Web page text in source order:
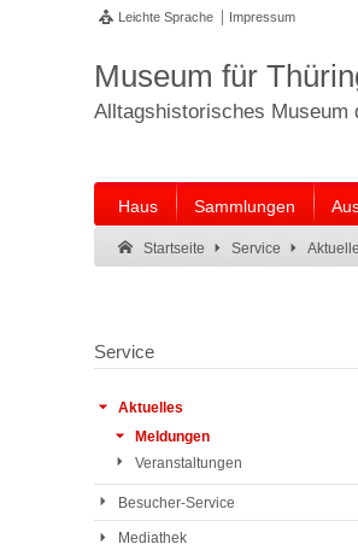
Leichte Sprache Impressum
Museum für
Alltagshistorisches Museum
Haus Sammlungen
Startseite Service
Suche:
Suche Ende.
Service
Aktuelles
Meldungen
Veranstaltungen
Besucher-Service
Mediathek